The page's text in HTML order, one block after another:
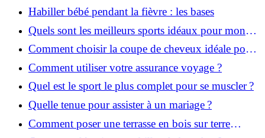
Habiller bébé pendant la fièvre : les bases
Quels sont les meilleurs sports idéaux pour mon
enfant ?
Comment choisir la coupe de cheveux idéale pour
votre visage ?
Comment utiliser votre assurance voyage ?
Quel est le sport le plus complet pour se muscler ?
Quelle tenue pour assister à un mariage ?
Comment poser une terrasse en bois sur terre